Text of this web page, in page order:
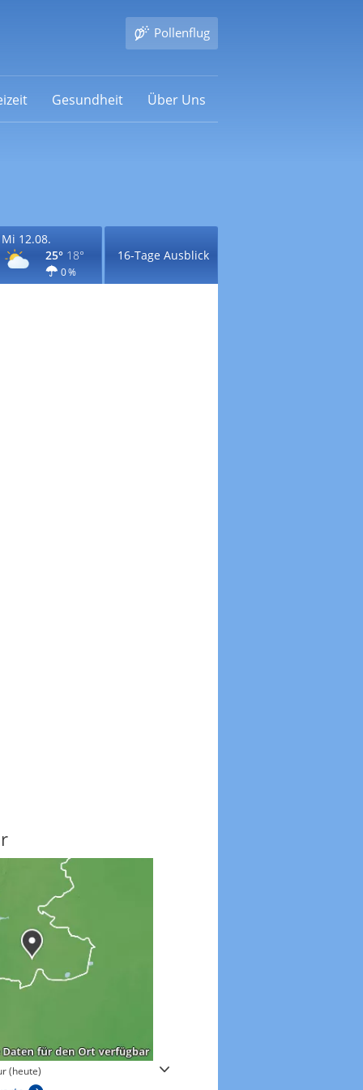
Pollenflug
Gesundheit Über Uns
Mi 12.08.
25° 18°
0 %
16-Tage Ausblick
(heute) Windgeschwindigkeiten in 3h